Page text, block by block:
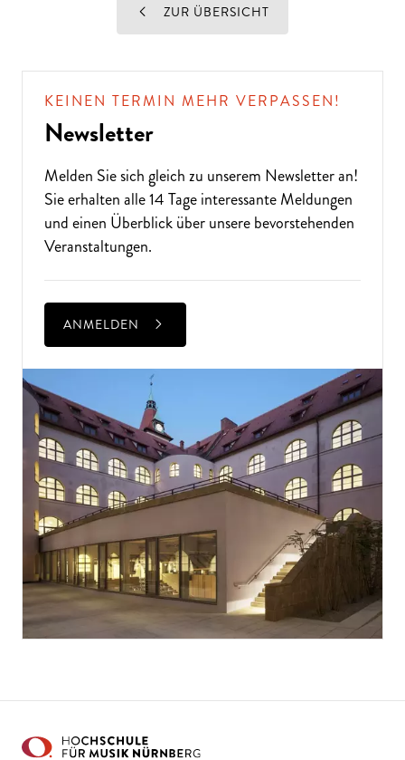
ZUR ÜBERSICHT
KEINEN TERMIN MEHR VERPASSEN!
Newsletter
Melden Sie sich gleich zu unserem Newsletteran!
Sie erhalten alle 14 Tage interessante Meldungen
und einen Überblick über unsere bevorstehenden
Veranstaltungen.
ANMELDEN